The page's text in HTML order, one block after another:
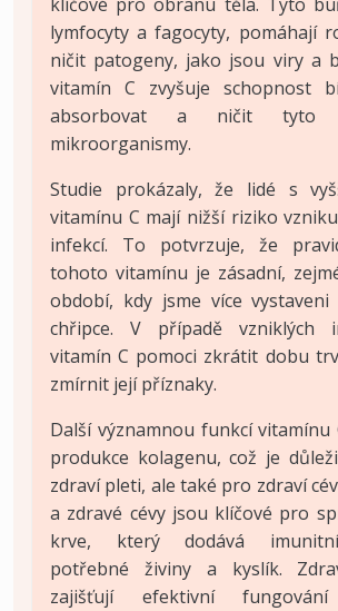
lymfocyty a fagocyty, pomáhají
ničit patogeny, jako jsou viry a
vitamín C zvyšuje schopnost
absorbovat a ničit tyto
mikroorganismy.
Studie prokázaly, že lidé s
vitamínu C mají nižší riziko
infekcí. To potvrzuje, že
tohoto vitamínu je zásadní,
období, kdy jsme více vystaveni
chřipce. V případě vzniklých
vitamín C pomoci zkrátit dobu
zmírnit její příznaky.
Další významnou funkcí vitamínu
produkce kolagenu, což je
zdraví pleti, ale také pro zdraví
a zdravé cévy jsou klíčové pro
krve, který dodává
potřebné živiny a kyslík.
zajišťují efektivní